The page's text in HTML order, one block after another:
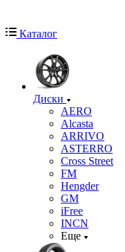
Каталог
Диски
AERO
Alcasta
ARRIVO
ASTERRO
Cross Street
FM
Hengder
GM
iFree
INCN
Еще